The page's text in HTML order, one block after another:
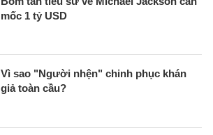
mốc 1 tỷ USD
Vì sao "Người nhện" chinh phục khán
giả toàn cầu?